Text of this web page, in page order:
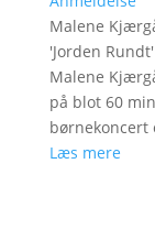
Malene
'Jorden Rundt'
Malene
på blot 60
børnekoncert
Læs mere